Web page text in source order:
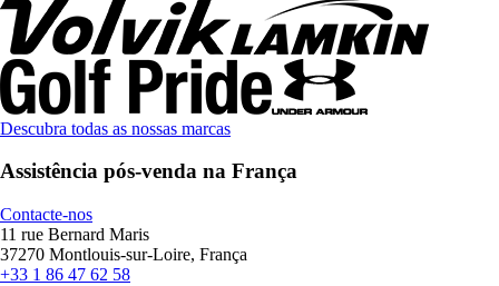
Descubra todas as nossas marcas
Assistência pós-venda na França
Contacte-nos
11 rue Bernard Maris
37270 Montlouis-sur-Loire, França
+33 1 86 47 62 58